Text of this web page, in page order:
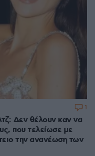
Δεν θέλουν καν να
που τελείωσε με
την ανανέωση των
1